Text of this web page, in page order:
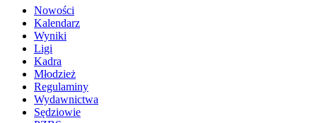
Nowości
Kalendarz
Wyniki
Ligi
Kadra
Młodzież
Regulaminy
Wydawnictwa
Sędziowie